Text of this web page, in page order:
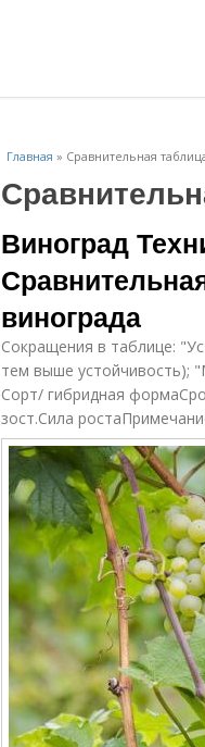
Главная » Сравнительная
Виноград
винограда
Сокращения в таблице:
тем выше устойчивость);
Сорт/ гибридная
зост.Сила